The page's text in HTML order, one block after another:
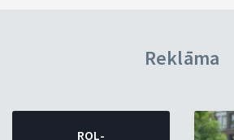
Reklāma
ROL-